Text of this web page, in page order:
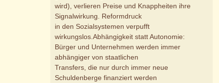
wird), verlieren Preise und Knappheiten ihre
Signalwirkung. Reformdruck
in den Sozialsystemen verpufft
wirkungslos.Abhängigkeit statt Autonomie:
Bürger und Unternehmen werden immer
abhängiger von staatlichen
Transfers, die nur durch immer neue
Schuldenberge finanziert werden